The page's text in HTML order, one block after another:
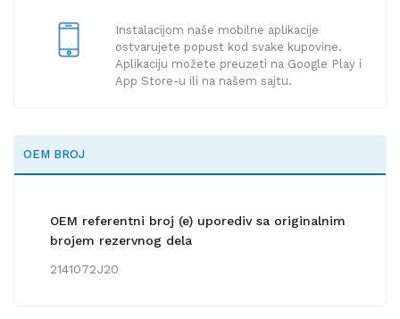
Instalacijom naše mobilne aplikacije
ostvarujete popust kod svake kupovine.
Aplikaciju možete preuzeti na Google Play i
App Store-u ili na našem sajtu.
OEM BROJ
OEM referentni broj (e) uporediv sa originalnim
brojem rezervnog dela
2141072J20